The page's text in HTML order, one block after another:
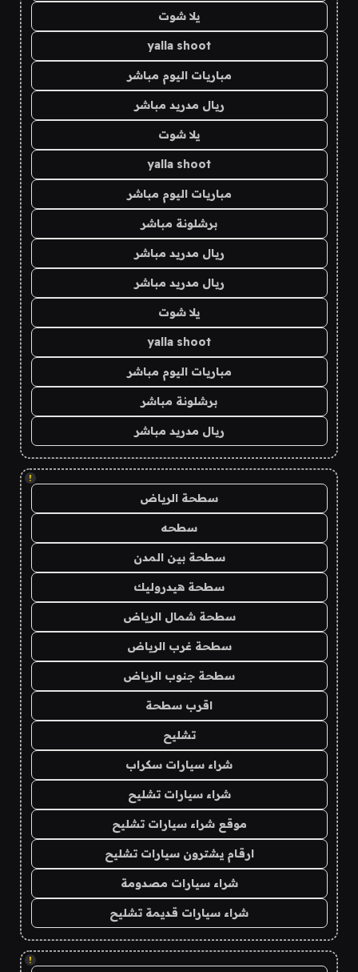
يلا شوت
yalla shoot
مباريات اليوم مباشر
ريال مدريد مباشر
يلا شوت
yalla shoot
مباريات اليوم مباشر
برشلونة مباشر
ريال مدريد مباشر
ريال مدريد مباشر
يلا شوت
yalla shoot
مباريات اليوم مباشر
برشلونة مباشر
ريال مدريد مباشر
!
سطحة الرياض
سطحه
سطحة بين المدن
سطحة هيدروليك
سطحة شمال الرياض
سطحة غرب الرياض
سطحة جنوب الرياض
اقرب سطحة
تشليح
شراء سيارات سكراب
شراء سيارات تشليح
موقع شراء سيارات تشليح
ارقام يشترون سيارات تشليح
شراء سيارات مصدومة
شراء سيارات قديمة تشليح
!